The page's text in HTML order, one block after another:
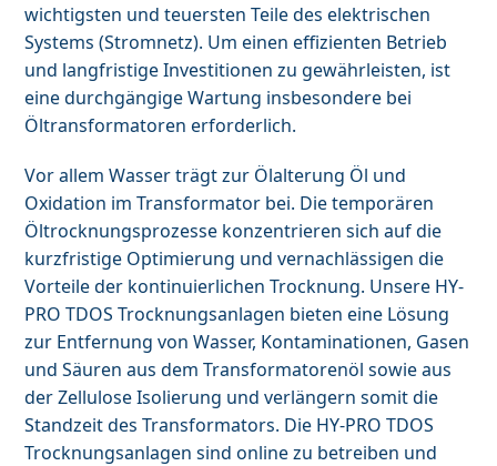
wichtigsten und teuersten Teile des elektrischen
Systems (Stromnetz). Um einen effizienten Betrieb
und langfristige Investitionen zu gewährleisten, ist
eine durchgängige Wartung insbesondere bei
Öltransformatoren erforderlich.
Vor allem Wasser trägt zur Ölalterung Öl und
Oxidation im Transformator bei. Die temporären
Öltrocknungsprozesse konzentrieren sich auf die
kurzfristige Optimierung und vernachlässigen die
Vorteile der kontinuierlichen Trocknung. Unsere HY-
PRO TDOS Trocknungsanlagen bieten eine Lösung
zur Entfernung von Wasser, Kontaminationen, Gasen
und Säuren aus dem Transformatorenöl sowie aus
der Zellulose Isolierung und verlängern somit die
Standzeit des Transformators. Die HY-PRO TDOS
Trocknungsanlagen sind online zu betreiben und